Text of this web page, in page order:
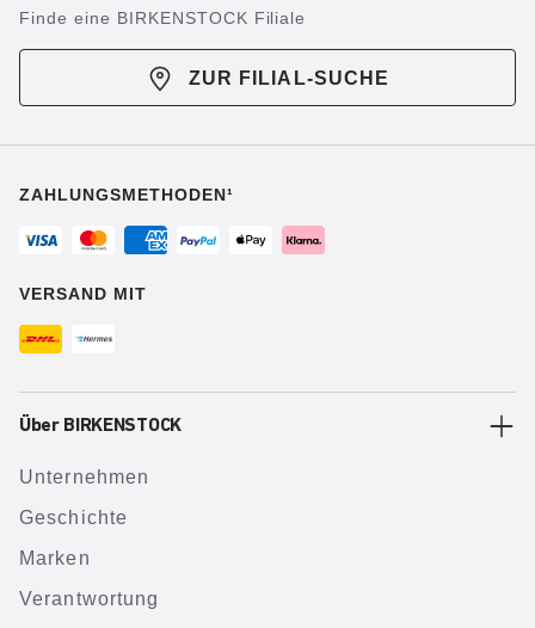
Finde eine BIRKENSTOCK Filiale
ZUR FILIAL-SUCHE
ZAHLUNGSMETHODEN¹
VERSAND MIT
Über BIRKENSTOCK
Unternehmen
Geschichte
Marken
Verantwortung